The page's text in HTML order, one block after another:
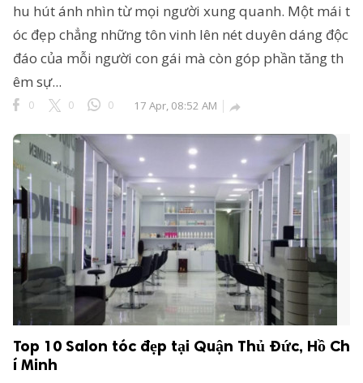
hu hút ánh nhìn từ mọi người xung quanh. Một mái t
óc đẹp chẳng những tôn vinh lên nét duyên dáng độc
đáo của mỗi người con gái mà còn góp phần tăng th
êm sự...
0 0 0 17 Apr, 08:52 AM 
Top 10 Salon tóc đẹp tại Quận Thủ Đức, Hồ Ch
í Minh